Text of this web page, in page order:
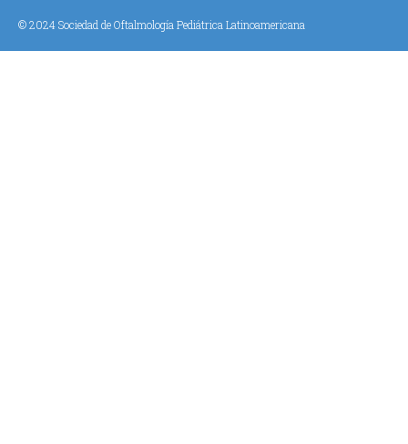
© 2024 Sociedad de Oftalmología Pediátrica Latinoamericana